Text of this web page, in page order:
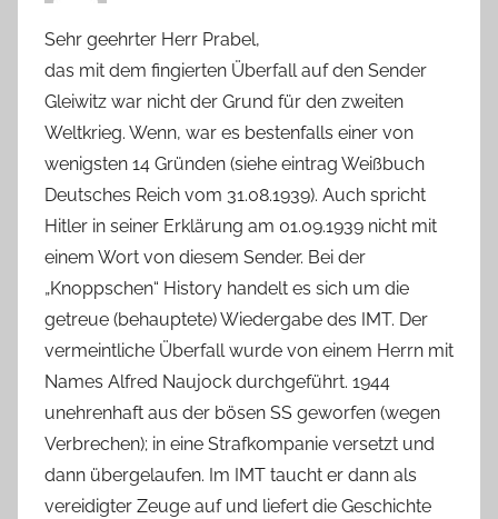
Sehr geehrter Herr Prabel,
das mit dem fingierten Überfall auf den Sender
Gleiwitz war nicht der Grund für den zweiten
Weltkrieg. Wenn, war es bestenfalls einer von
wenigsten 14 Gründen (siehe eintrag Weißbuch
Deutsches Reich vom 31.08.1939). Auch spricht
Hitler in seiner Erklärung am 01.09.1939 nicht mit
einem Wort von diesem Sender. Bei der
„Knoppschen“ History handelt es sich um die
getreue (behauptete) Wiedergabe des IMT. Der
vermeintliche Überfall wurde von einem Herrn mit
Names Alfred Naujock durchgeführt. 1944
unehrenhaft aus der bösen SS geworfen (wegen
Verbrechen); in eine Strafkompanie versetzt und
dann übergelaufen. Im IMT taucht er dann als
vereidigter Zeuge auf und liefert die Geschichte